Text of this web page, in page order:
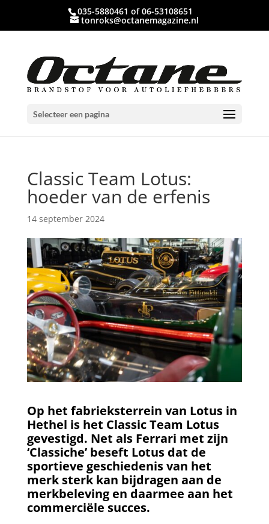
035-5880461 of 06-53108651
tonroks@octanemagazine.nl
Selecteer een pagina
Classic Team Lotus:
hoeder van de erfenis
14 september 2024
Op het fabrieksterrein van Lotus in
Hethel is het Classic Team Lotus
gevestigd. Net als Ferrari met zijn
‘Classiche’ beseft Lotus dat de
sportieve geschiedenis van het
merk sterk kan bijdragen aan de
merkbeleving en daarmee aan het
commerciële succes.